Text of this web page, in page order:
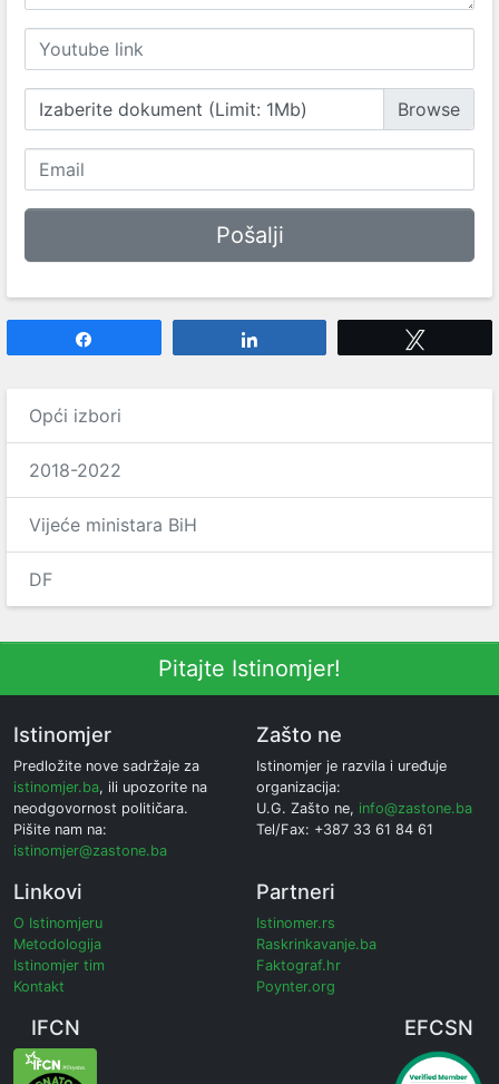
Izaberite dokument (Limit: 1Mb)
Opći izbori
2018-2022
Vijeće ministara BiH
DF
Pitajte Istinomjer!
Istinomjer
Predložite nove sadržaje za
istinomjer.ba, ili upozorite na
neodgovornost političara.
Pišite nam na:
istinomjer@zastone.ba
Zašto ne
Istinomjer je razvila i uređuje
organizacija:
U.G. Zašto ne, info@zastone.ba
Tel/Fax: +387 33 61 84 61
Linkovi
O Istinomjeru
Metodologija
Istinomjer tim
Kontakt
Partneri
Istinomer.rs
Raskrinkavanje.ba
Faktograf.hr
Poynter.org
IFCN EFCSN